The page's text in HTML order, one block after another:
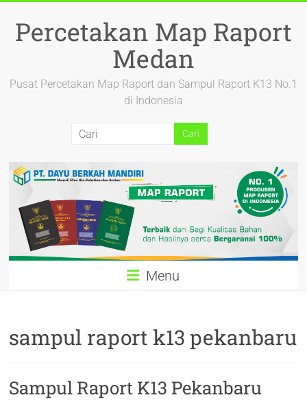
Percetakan Map Raport
Medan
Pusat Percetakan Map Raport dan Sampul Raport K13 No.1
di Indonesia
Menu
sampul raport k13 pekanbaru
Sampul Raport K13 Pekanbaru